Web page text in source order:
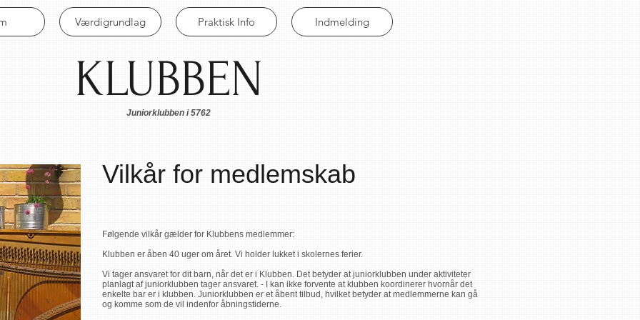
Værdigrundlag Praktisk Info Indmelding
KLUBBEN
Juniorklubben i 5762
Vilkår for medlemskab
Følgende vilkår gælder for Klubbens medlemmer:
Klubben er åben 40 uger om året. Vi holder lukket i skolernes ferier.
Vi tager ansvaret for dit barn, når det er i Klubben. Det betyder at juniorklubben under aktiviteter
planlagt af juniorklubben tager ansvaret. - I kan ikke forvente at klubben koordinerer hvornår det
enkelte bar er i klubben. Juniorklubben er et åbent tilbud, hvilket betyder at medlemmerne kan gå
og komme som de vil indenfor åbningstiderne.